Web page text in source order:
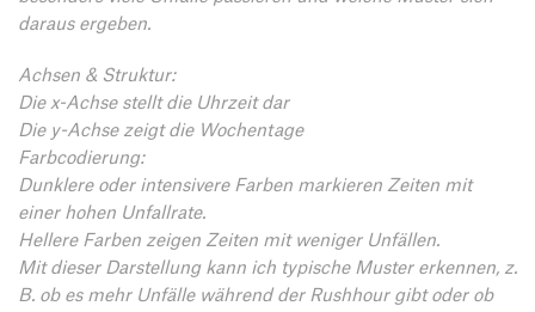
daraus ergeben.
Achsen & Struktur:
Die x-Achse stellt die Uhrzeit dar
Die y-Achse zeigt die Wochentage
Farbcodierung:
Dunklere oder intensivere Farben markieren Zeiten mit
einer hohen Unfallrate.
Hellere Farben zeigen Zeiten mit weniger Unfällen.
Mit dieser Darstellung kann ich typische Muster erkennen, z.
B. ob es mehr Unfälle während der Rushhour gibt oder ob